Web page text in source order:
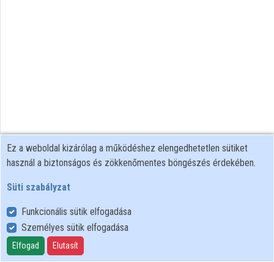
Felhasználói szabályzat
Adatkezelési tájékoztató
Süti szabályzat
Ez a weboldal kizárólag a működéshez elengedhetetlen sütiket
használ a biztonságos és zökkenőmentes böngészés érdekében.
Süti szabályzat
Funkcionális sütik elfogadása
Személyes sütik elfogadása
Elfogad Elutasít